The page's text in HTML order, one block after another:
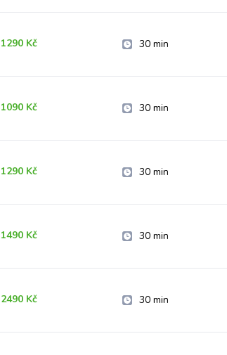
1290 Kč 30 min
1090 Kč 30 min
1290 Kč 30 min
1490 Kč 30 min
2490 Kč 30 min